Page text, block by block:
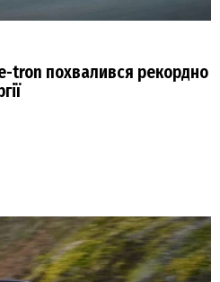
tron похвалився рекордно